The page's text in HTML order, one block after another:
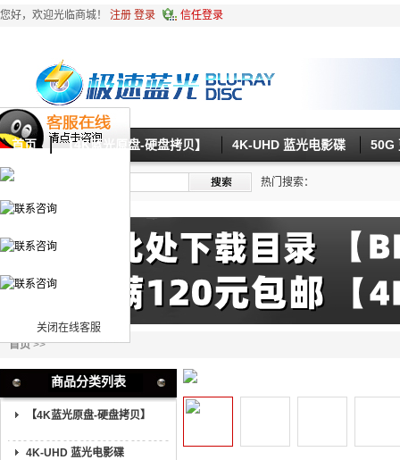
关闭在线客服
您好，欢迎光临商城！ 注册 登录 信任登录
首页 【4K蓝光原盘-硬盘拷贝】 4K-UHD 蓝光电影碟 50G
热门搜索：
首页>>
商品分类列表
【4K蓝光原盘-硬盘拷贝】
4K-UHD 蓝光电影碟